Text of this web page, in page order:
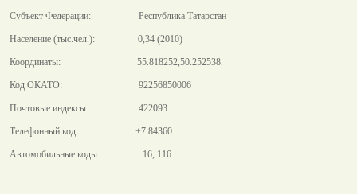
Субъект Федерации: Республика Татарстан
Население (тыс.чел.): 0,34 (2010)
Координаты: 55.818252,50.252538.
Код ОКАТО: 92256850006
Почтовые индексы: 422093
Телефонный код: +7 84360
Автомобильные коды: 16, 116